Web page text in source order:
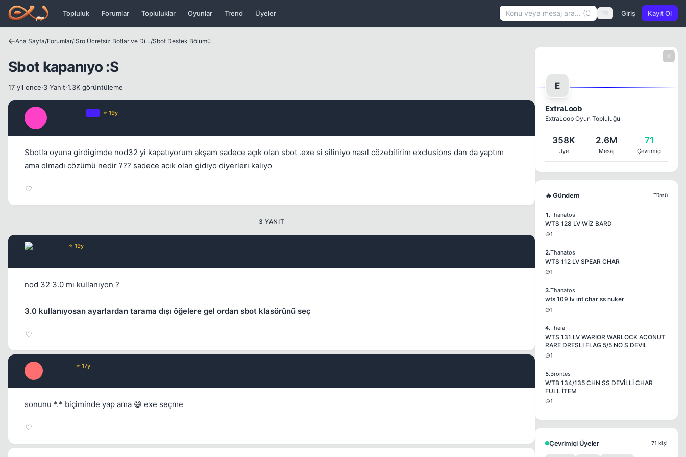
Icerige atla
Topluluk Forumlar Topluluklar Oyunlar Trend Üyeler TR Giriş Kayıt Ol
Ana Sayfa/Forumlar/ iSro Ücretsiz Botlar ve Diğer Programlar/Sbot Destek Bölümü
Sbot kapanıyo :S
17 yil once·3 Yanıt·1.3K görüntüleme
⭐ 19y
Sbotla oyuna girdigimde nod32 yi kapatıyorum akşam sadece açık olan sbot .exe si siliniyo nasıl cözebilirim exclusions dan da yaptım
ama olmadı cözümü nedir ??? sadece acık olan gidiyo diyerleri kalıyo
3 YANIT
⭐ 19y
nod 32 3.0 mı kullanıyon ?
3.0 kullanıyosan ayarlardan tarama dışı öğelere gel ordan sbot klasörünü seç
⭐ 17y
sonunu *.* biçiminde yap ama 😄 exe seçme
E
ExtraLoob
ExtraLoob Oyun Topluluğu
358K
Üye
2.6M
Mesaj
71
Çevrimiçi
🔥 Gündem Tümü
1.Thanatos
WTS 128 LV WİZ BARD
1
2.Thanatos
WTS 112 LV SPEAR CHAR
1
3.Thanatos
wts 109 lv ınt char ss nuker
1
4.Theia
WTS 131 LV WARİOR WARLOCK ACONUT
RARE DRESLİ FLAG 5/5 NO S DEVİL
1
5.Brontes
WTB 134/135 CHN SS DEVİLLİ CHAR
FULL İTEM
1
Çevrimiçi Üyeler 71 kişi